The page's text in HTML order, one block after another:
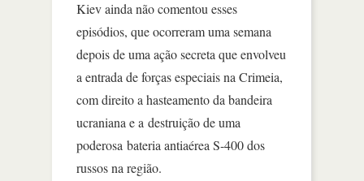
Kiev ainda não comentou esses
episódios, que ocorreram uma semana
depois de uma ação secreta que envolveu
a entrada de forças especiais na Crimeia,
com direito a hasteamento da bandeira
ucraniana e a destruição de uma
poderosa bateria antiaérea S-400 dos
russos na região.